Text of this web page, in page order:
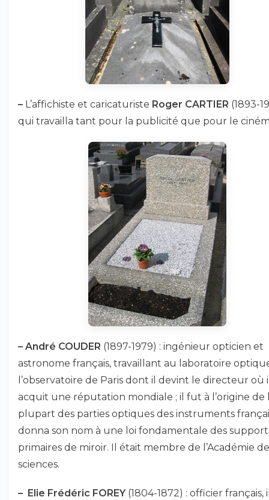
– L’affichiste et caricaturiste Roger CARTIER (1893-
qui travailla tant pour la publicité que pour le
– André COUDER (1897-1979) : ingénieur opticien et
astronome français, travaillant au laboratoire
l’observatoire de Paris dont il devint le directeur où
acquit une réputation mondiale ; il fut à l’origine de
plupart des parties optiques des instruments
donna son nom à une loi fondamentale des
primaires de miroir. Il était membre de l’Académie
sciences.
– Elie Frédéric FOREY(1804-1872) : officier français,